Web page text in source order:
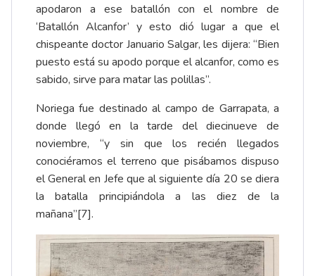
apodaron a ese batallón con el nombre de
‘Batallón Alcanfor’ y esto dió lugar a que el
chispeante doctor Januario Salgar, les dijera: “Bien
puesto está su apodo porque el alcanfor, como es
sabido, sirve para matar las polillas”.
Noriega fue destinado al campo de Garrapata, a
donde llegó en la tarde del diecinueve de
noviembre, “y sin que los recién llegados
conociéramos el terreno que pisábamos dispuso
el General en Jefe que al siguiente día 20 se diera
la batalla principiándola a las diez de la
mañana”[7].